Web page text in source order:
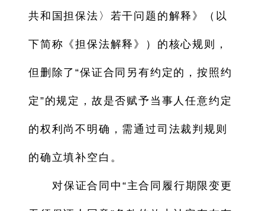
共和国担保法〉若干问题的解释》（以
下简称《担保法解释》）的核心规则，
但删除了“保证合同另有约定的，按照约
定”的规定，故是否赋予当事人任意约定
的权利尚不明确，需通过司法裁判规则
的确立填补空白。
对保证合同中“主合同履行期限变更